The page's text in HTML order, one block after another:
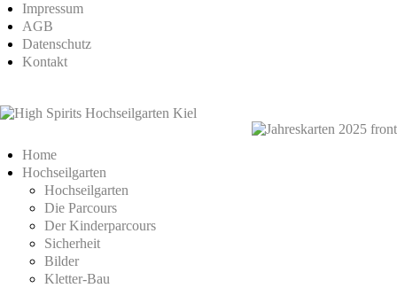
Impressum
AGB
Datenschutz
Kontakt
Home
Hochseilgarten
Hochseilgarten
Die Parcours
Der Kinderparcours
Sicherheit
Bilder
Kletter-Bau